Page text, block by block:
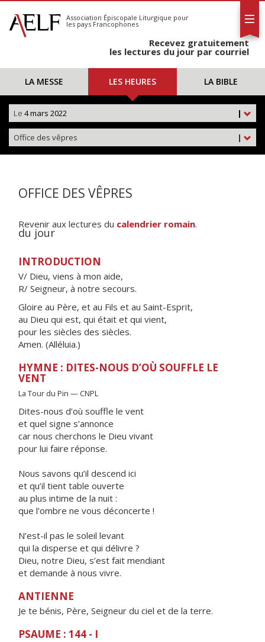
S'abonner
Calendrier
Association Épiscopale Liturgique pour
les pays Francophones
Recevez gratuitement
les lectures du jour par courriel
LA MESSE LES HEURES LA BIBLE
|
Le 4 mars 2022
|
Office des vêpres
OFFICE DES VÊPRES
Revenir aux lectures du calendrier romain.
du jour
INTRODUCTION
V/ Dieu, viens à mon aide,
R/ Seigneur, à notre secours.
Gloire au Père, et au Fils et au Saint-Esprit,
au Dieu qui est, qui était et qui vient,
pour les siècles des siècles.
Amen. (Alléluia.)
HYMNE : DITES-NOUS D’OÙ SOUFFLE LE
VENT
La Tour du Pin — CNPL
Dites-nous d’où souffle le vent
et quel signe s’annonce
car nous cherchons le Dieu vivant
pour lui faire réponse.
Nous savons qu’il descend ici
et qu’il tient table ouverte
au plus intime de la nuit :
que l’ombre ne vous déconcerte !
N’est-il pas le soleil levant
qui la disperse et qui délivre ?
Dieu, notre Dieu, s’est fait mendiant
et demande à nous vivre.
ANTIENNE
Je te bénis, Père, Seigneur du ciel et de la terre.
PSAUME : 144 - I